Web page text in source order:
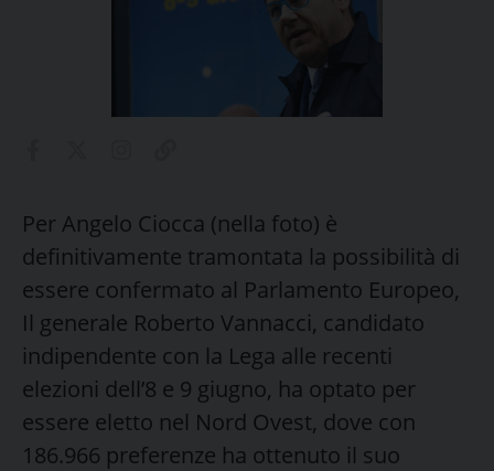
Per Angelo Ciocca (nella foto) è
definitivamente tramontata la possibilità di
essere confermato al Parlamento Europeo,
Il generale Roberto Vannacci, candidato
indipendente con la Lega alle recenti
elezioni dell’8 e 9 giugno, ha optato per
essere eletto nel Nord Ovest, dove con
186.966 preferenze ha ottenuto il suo